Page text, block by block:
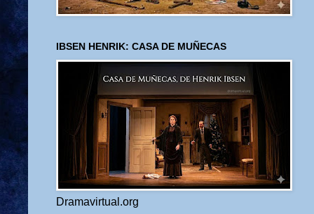
IBSEN HENRIK: CASA DE MUÑECAS
Dramavirtual.org